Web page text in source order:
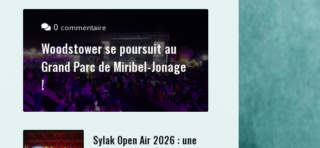
0 commentaire
Woodstower se poursuit au
Grand Parc de Miribel-Jonage
!
Sylak Open Air 2026 : une